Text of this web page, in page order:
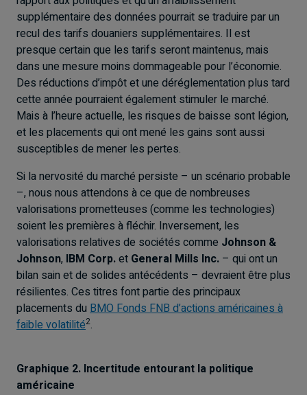
supplémentaire des données pourrait se traduire par un
recul des tarifs douaniers supplémentaires. Il est
presque certain que les tarifs seront maintenus, mais
dans une mesure moins dommageable pour l’économie.
Des réductions d’impôt et une déréglementation plus tard
cette année pourraient également stimuler le marché.
Mais à l’heure actuelle, les risques de baisse sont légion,
et les placements qui ont mené les gains sont aussi
susceptibles de mener les pertes.
Si la nervosité du marché persiste – un scénario probable
–, nous nous attendons à ce que de nombreuses
valorisations prometteuses (comme les technologies)
soient les premières à fléchir. Inversement, les
valorisations relatives de sociétés comme Johnson &
Johnson, IBM Corp.et General Mills Inc. – qui ont un
bilan sain et de solides antécédents – devraient être plus
résilientes. Ces titres font partie des principaux
placements du BMO Fonds FNB d’actions américaines à
faible volatilité2.
Graphique 2. Incertitude entourant la politique
américaine